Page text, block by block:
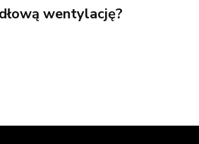
wentylację?